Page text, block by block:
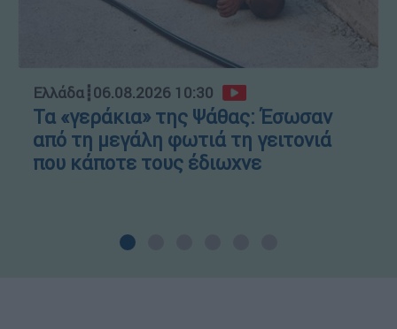
Ελλάδα┋06.08.2026 10:30
Τα «γεράκια» της Ψάθας: Έσωσαν
από τη μεγάλη φωτιά τη γειτονιά
που κάποτε τους έδιωχνε